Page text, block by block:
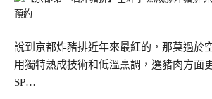
說到京都炸豬排近年來最紅的，那莫過於
用獨特熟成技術和低溫烹調，選豬肉方面
SP…